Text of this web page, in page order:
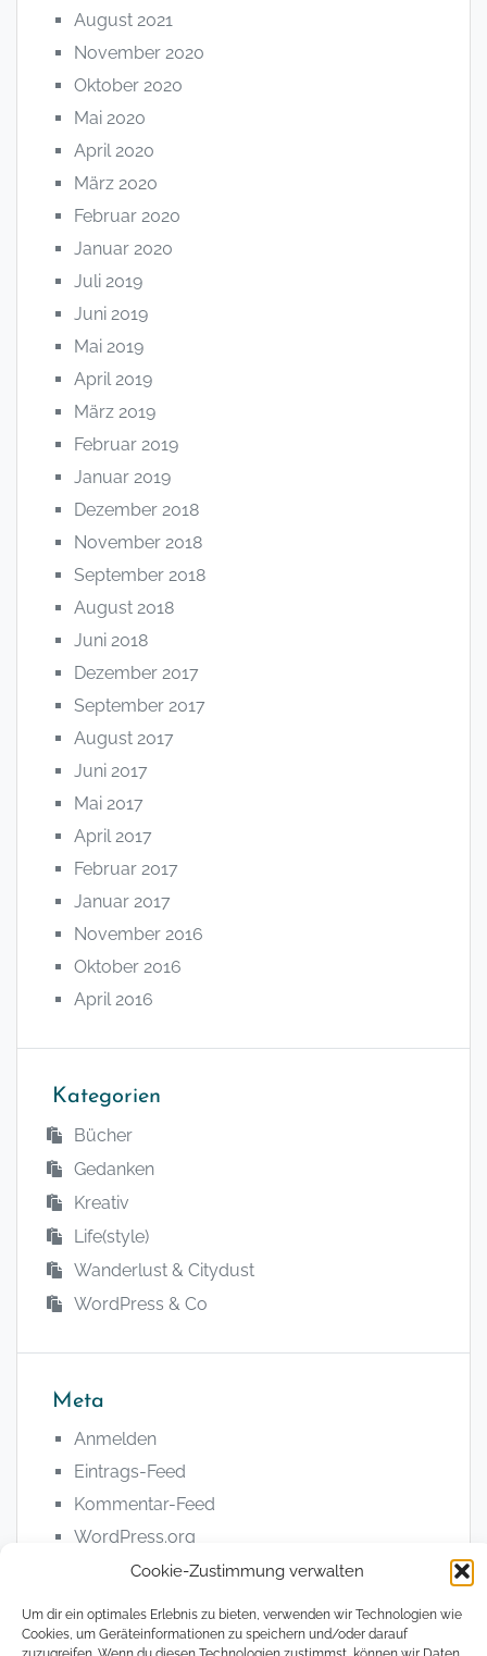
Cookie-Zustimmung verwalten
Um dir ein optimales Erlebnis zu bieten, verwenden wir Technologien wie
Cookies, um Geräteinformationen zu speichern und/oder darauf
August 2021
November 2020
Oktober 2020
Mai 2020
April 2020
März 2020
Februar 2020
Januar 2020
Juli 2019
Juni 2019
Mai 2019
April 2019
März 2019
Februar 2019
Januar 2019
Dezember 2018
November 2018
September 2018
August 2018
Juni 2018
Dezember 2017
September 2017
August 2017
Juni 2017
Mai 2017
April 2017
Februar 2017
Januar 2017
November 2016
Oktober 2016
April 2016
Kategorien
Bücher
Gedanken
Kreativ
Life(style)
Wanderlust & Citydust
WordPress & Co
Meta
Anmelden
Eintrags-Feed
Kommentar-Feed
WordPress.org